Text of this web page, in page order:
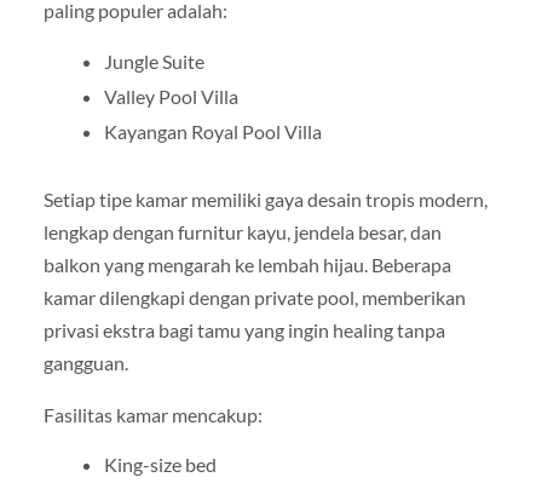
paling populer adalah:
Jungle Suite
Valley Pool Villa
Kayangan Royal Pool Villa
Setiap tipe kamar memiliki gaya desain tropis modern,
lengkap dengan furnitur kayu, jendela besar, dan
balkon yang mengarah ke lembah hijau. Beberapa
kamar dilengkapi dengan private pool, memberikan
privasi ekstra bagi tamu yang ingin healing tanpa
gangguan.
Fasilitas kamar mencakup:
King-size bed